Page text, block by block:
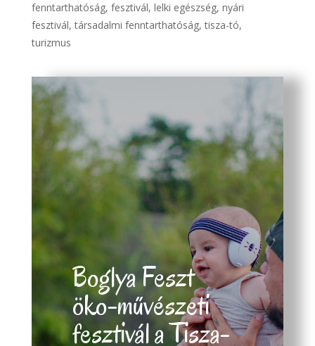
fenntarthatóság, fesztivál, lelki egészség, nyári
fesztivál,társadalmi fenntarthatóság,tisza-tó,
turizmus
Boglya Feszt
öko-művészeti
fesztivál a Tisza-